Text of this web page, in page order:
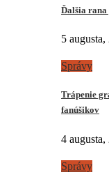
Ďalšia
5 augusta,
Správy
Trápenie
fanúšikov
4 augusta,
Správy